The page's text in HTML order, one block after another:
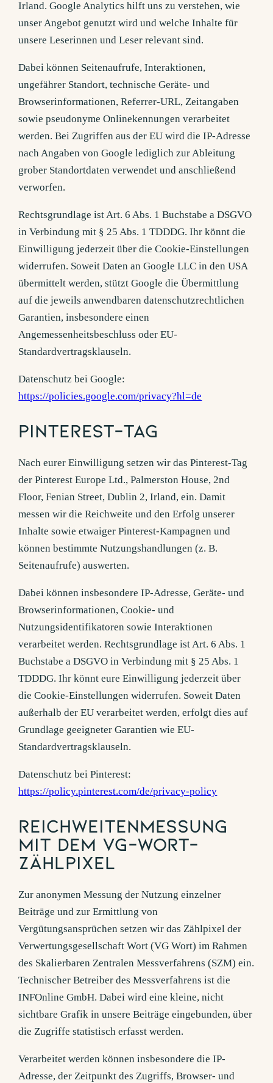
Irland. Google Analytics hilft uns zu verstehen, wie
unser Angebot genutzt wird und welche Inhalte für
unsere Leserinnen und Leser relevant sind.
Dabei können Seitenaufrufe, Interaktionen,
ungefährer Standort, technische Geräte- und
Browserinformationen, Referrer-URL, Zeitangaben
sowie pseudonyme Onlinekennungen verarbeitet
werden. Bei Zugriffen aus der EU wird die IP-Adresse
nach Angaben von Google lediglich zur Ableitung
grober Standortdaten verwendet und anschließend
verworfen.
Rechtsgrundlage ist Art. 6 Abs. 1 Buchstabe a DSGVO
in Verbindung mit § 25 Abs. 1 TDDDG. Ihr könnt die
Einwilligung jederzeit über die Cookie-Einstellungen
widerrufen. Soweit Daten an Google LLC in den USA
übermittelt werden, stützt Google die Übermittlung
auf die jeweils anwendbaren datenschutzrechtlichen
Garantien, insbesondere einen
Angemessenheitsbeschluss oder EU-
Standardvertragsklauseln.
Datenschutz bei Google:
https://policies.google.com/privacy?hl=de
Pinterest-Tag
Nach eurer Einwilligung setzen wir das Pinterest-Tag
der Pinterest Europe Ltd., Palmerston House, 2nd
Floor, Fenian Street, Dublin 2, Irland, ein. Damit
messen wir die Reichweite und den Erfolg unserer
Inhalte sowie etwaiger Pinterest-Kampagnen und
können bestimmte Nutzungshandlungen (z. B.
Seitenaufrufe) auswerten.
Dabei können insbesondere IP-Adresse, Geräte- und
Browserinformationen, Cookie- und
Nutzungsidentifikatoren sowie Interaktionen
verarbeitet werden. Rechtsgrundlage ist Art. 6 Abs. 1
Buchstabe a DSGVO in Verbindung mit § 25 Abs. 1
TDDDG. Ihr könnt eure Einwilligung jederzeit über
die Cookie-Einstellungen widerrufen. Soweit Daten
außerhalb der EU verarbeitet werden, erfolgt dies auf
Grundlage geeigneter Garantien wie EU-
Standardvertragsklauseln.
Datenschutz bei Pinterest:
https://policy.pinterest.com/de/privacy-policy
Reichweitenmessung
mit dem VG-Wort-
Zählpixel
Zur anonymen Messung der Nutzung einzelner
Beiträge und zur Ermittlung von
Vergütungsansprüchen setzen wir das Zählpixel der
Verwertungsgesellschaft Wort (VG Wort) im Rahmen
des Skalierbaren Zentralen Messverfahrens (SZM) ein.
Technischer Betreiber des Messverfahrens ist die
INFOnline GmbH. Dabei wird eine kleine, nicht
sichtbare Grafik in unsere Beiträge eingebunden, über
die Zugriffe statistisch erfasst werden.
Verarbeitet werden können insbesondere die IP-
Adresse, der Zeitpunkt des Zugriffs, Browser- und